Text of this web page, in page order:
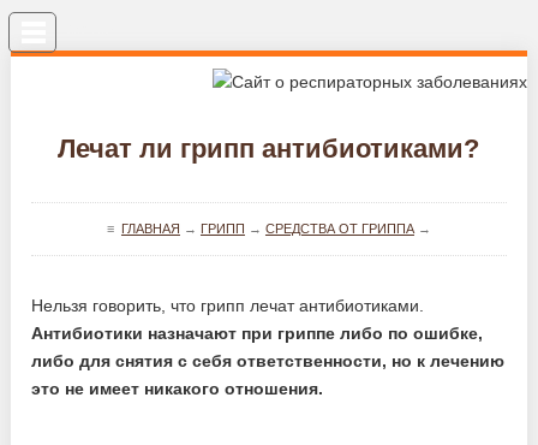
Лечат ли грипп антибиотиками?
≡ ГЛАВНАЯ → ГРИПП → СРЕДСТВА ОТ ГРИППА→
Нельзя говорить, что грипп лечат антибиотиками.
Антибиотики назначают при гриппе либо по ошибке,
либо для снятия с себя ответственности, но к лечению
это не имеет никакого отношения.